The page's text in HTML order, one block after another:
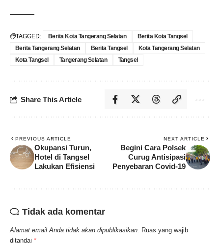
TAGGED: Berita Kota Tangerang Selatan
Berita Kota Tangsel
Berita Tangerang Selatan
Berita Tangsel
Kota Tangerang Selatan
Kota Tangsel
Tangerang Selatan Tangsel
Share This Article
PREVIOUS ARTICLE
Okupansi Turun,
Hotel di Tangsel
Lakukan Efisiensi
NEXT ARTICLE
Begini Cara Polsek
Curug Antisipasi
Penyebaran Covid-19
Tidak ada komentar
Alamat email Anda tidak akan dipublikasikan. Ruas yang wajib
ditandai *